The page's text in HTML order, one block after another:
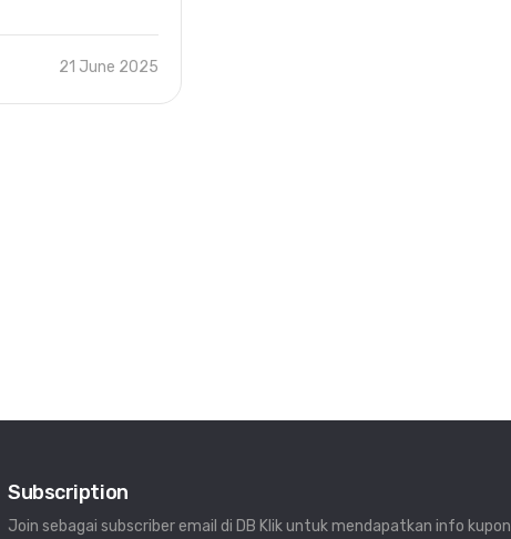
21 June 2025
Subscription
Join sebagai subscriber email di DB Klik untuk mendapatkan info kupon